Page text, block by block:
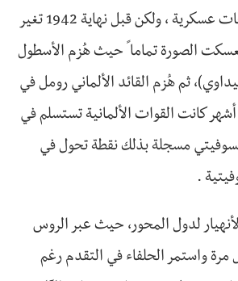
مُتقدمة وتحقق نجاحات عسكرية ، ولكن قبل نهاية 1942 تغير
الصورة تماما ً حيث هُزم الأسطول
ثم هُزم القائد الألماني رومل في
كانت القوات الألمانية تستسلم في
مسجلة بذلك نقطة تحول في
.
لدول المحور، حيث عبر الروس
مرة واستمر الحلفاء في التقدم رغم